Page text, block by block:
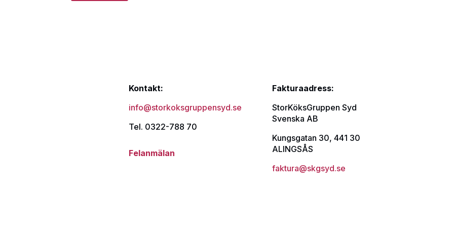
Kontakt:
info@storkoksgruppensyd.se
Tel. 0322-788 70
Felanmälan
Fakturaadress:
StorKöksGruppen Syd
Svenska AB
Kungsgatan 30, 441 30
ALINGSÅS
faktura@skgsyd.se